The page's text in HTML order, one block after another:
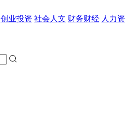
创业投资 社会人文 财务财经 人力资